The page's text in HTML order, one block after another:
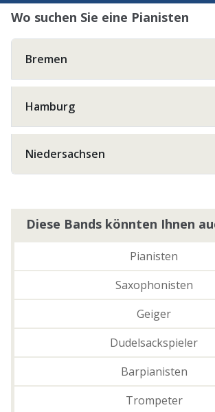
Wo suchen Sie eine Pianisten
Bremen
Hamburg
Niedersachsen
Diese Bands könnten Ihnen
Pianisten
Saxophonisten
Geiger
Dudelsackspieler
Barpianisten
Trompeter